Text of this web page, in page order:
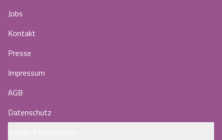
Jobs
Kontakt
Presse
Impressum
AGB
Datenschutz